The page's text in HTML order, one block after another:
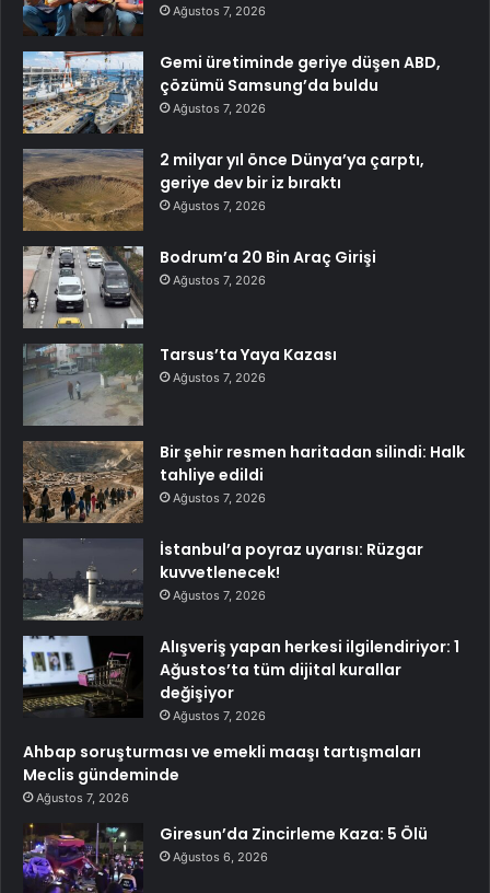
Ağustos 7, 2026
Gemi üretiminde geriye düşen ABD,
çözümü Samsung’da buldu
Ağustos 7, 2026
2 milyar yıl önce Dünya’ya çarptı,
geriye dev bir iz bıraktı
Ağustos 7, 2026
Bodrum’a 20 Bin Araç Girişi
Ağustos 7, 2026
Tarsus’ta Yaya Kazası
Ağustos 7, 2026
Bir şehir resmen haritadan silindi: Halk
tahliye edildi
Ağustos 7, 2026
İstanbul’a poyraz uyarısı: Rüzgar
kuvvetlenecek!
Ağustos 7, 2026
Alışveriş yapan herkesi ilgilendiriyor: 1
Ağustos’ta tüm dijital kurallar
değişiyor
Ağustos 7, 2026
Ahbap soruşturması ve emekli maaşı tartışmaları
Meclis gündeminde
Ağustos 7, 2026
Giresun’da Zincirleme Kaza: 5 Ölü
Ağustos 6, 2026